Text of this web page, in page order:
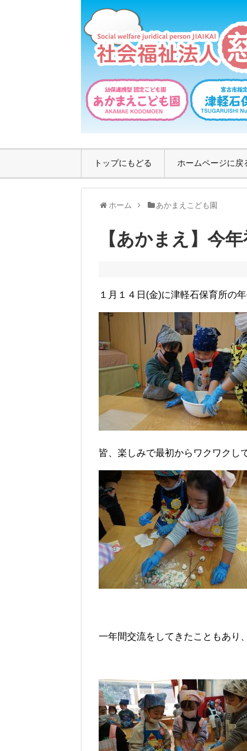
トップにもどる ホームページに戻
ホーム あかまえこども園
【あかまえ】今
１月１４日(金)に津軽石保育所の
皆、楽しみで最初からワクワクし
一年間交流をしてきたこともあり